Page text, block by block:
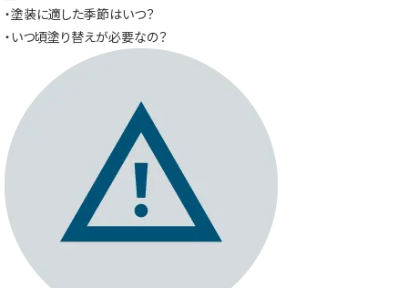
・塗装に適した季節はいつ？
・いつ頃塗り替えが必要なの？